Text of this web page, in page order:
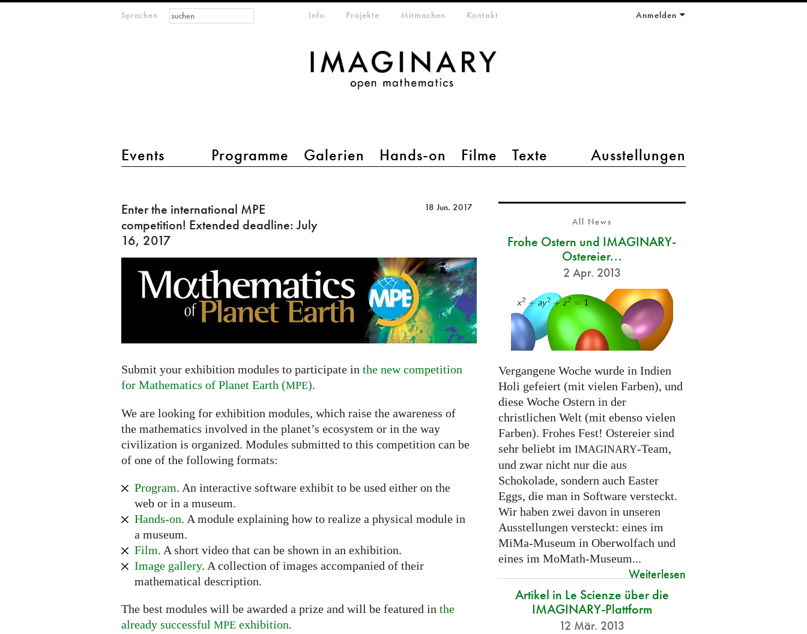
Sprachen
Hauptmenü 2
Events Programme Galerien Hands-on Filme Texte Ausstellungen
Info Projekte Mitmachen Kontakt Anmelden
Suchformular
Suche
the
international
MPE
competition!
Extended
deadline:
July
Enter the international MPE
competition! Extended deadline: July
16, 2017
18 Jun. 2017
Submit your exhibition modules to participate in the new competition
for Mathematics of Planet Earth (MPE).
We are looking for exhibition modules, which raise the awareness of
the mathematics involved in the planet’s ecosystem or in the way
civilization is organized. Modules submitted to this competition can be
of one of the following formats:
Program. An interactive software exhibit to be used either on the
web or in a museum.
Hands-on. A module explaining how to realize a physical module in
a museum.
Film. A short video that can be shown in an exhibition.
Image gallery. A collection of images accompanied of their
mathematical description.
The best modules will be awarded a prize and will be featured in the
already successful MPE exhibition.
All News
Frohe Ostern und IMAGINARY-
Ostereier...
2 Apr. 2013
Vergangene Woche wurde in Indien
Holi gefeiert (mit vielen Farben), und
diese Woche Ostern in der
christlichen Welt (mit ebenso vielen
Farben). Frohes Fest! Ostereier sind
sehr beliebt im IMAGINARY-Team,
und zwar nicht nur die aus
Schokolade, sondern auch Easter
Eggs, die man in Software versteckt.
Wir haben zwei davon in unseren
Ausstellungen versteckt: eines im
MiMa-Museum in Oberwolfach und
eines im MoMath-Museum...
Weiterlesen
Artikel in Le Scienze über die
IMAGINARY-Plattform
12 Mär. 2013